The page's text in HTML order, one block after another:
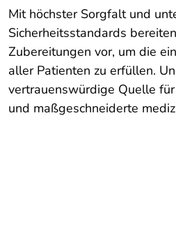
Mit höchster Sorgfalt und
Sicherheitsstandards
Zubereitungen vor, um die
aller Patienten zu erfüllen.
vertrauenswürdige Quelle
und maßgeschneiderte